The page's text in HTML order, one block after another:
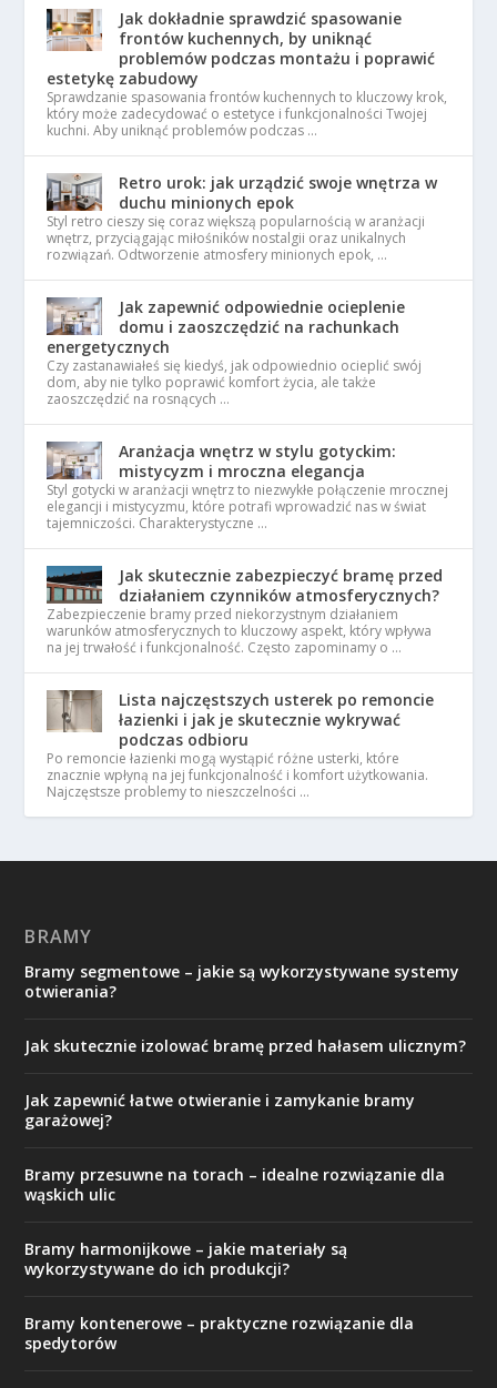
Jak dokładnie sprawdzić spasowanie
frontów kuchennych, by uniknąć
problemów podczas montażu i poprawić
estetykę zabudowy
Sprawdzanie spasowania frontów kuchennych to kluczowy krok,
który może zadecydować o estetyce i funkcjonalności Twojej
kuchni. Aby uniknąć problemów podczas …
Retro urok: jak urządzić swoje wnętrza w
duchu minionych epok
Styl retro cieszy się coraz większą popularnością w aranżacji
wnętrz, przyciągając miłośników nostalgii oraz unikalnych
rozwiązań. Odtworzenie atmosfery minionych epok, …
Jak zapewnić odpowiednie ocieplenie
domu i zaoszczędzić na rachunkach
energetycznych
Czy zastanawiałeś się kiedyś, jak odpowiednio ocieplić swój
dom, aby nie tylko poprawić komfort życia, ale także
zaoszczędzić na rosnących …
Aranżacja wnętrz w stylu gotyckim:
mistycyzm i mroczna elegancja
Styl gotycki w aranżacji wnętrz to niezwykłe połączenie mrocznej
elegancji i mistycyzmu, które potrafi wprowadzić nas w świat
tajemniczości. Charakterystyczne …
Jak skutecznie zabezpieczyć bramę przed
działaniem czynników atmosferycznych?
Zabezpieczenie bramy przed niekorzystnym działaniem
warunków atmosferycznych to kluczowy aspekt, który wpływa
na jej trwałość i funkcjonalność. Często zapominamy o …
Lista najczęstszych usterek po remoncie
łazienki i jak je skutecznie wykrywać
podczas odbioru
Po remoncie łazienki mogą wystąpić różne usterki, które
znacznie wpłyną na jej funkcjonalność i komfort użytkowania.
Najczęstsze problemy to nieszczelności …
BRAMY
Bramy segmentowe – jakie są wykorzystywane systemy
otwierania?
Jak skutecznie izolować bramę przed hałasem ulicznym?
Jak zapewnić łatwe otwieranie i zamykanie bramy
garażowej?
Bramy przesuwne na torach – idealne rozwiązanie dla
wąskich ulic
Bramy harmonijkowe – jakie materiały są
wykorzystywane do ich produkcji?
Bramy kontenerowe – praktyczne rozwiązanie dla
spedytorów